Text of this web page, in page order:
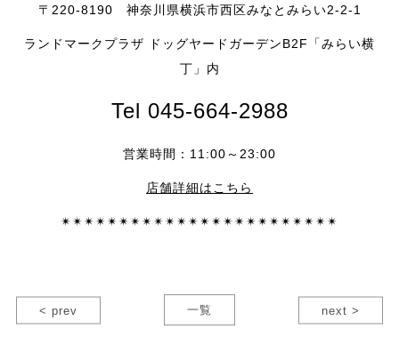
〒220-8190 神奈川県横浜市西区みなとみらい2-2-1
ランドマークプラザ ドッグヤードガーデンB2F「みらい横
丁」内
Tel 045-664-2988
営業時間： 11:00～ 23:00
店舗詳細はこちら
✴︎✴︎✴︎✴︎✴︎✴︎✴︎✴︎✴︎✴︎✴︎✴︎✴︎✴︎✴︎✴︎✴︎✴︎✴︎✴︎✴︎✴︎✴︎✴︎
< prev 一覧 next >